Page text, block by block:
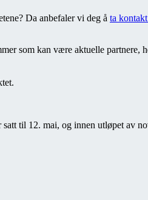
Da anbefaler vi deg å ta
som kan være aktuelle partnere,
til 12. mai, og innen utløpet av